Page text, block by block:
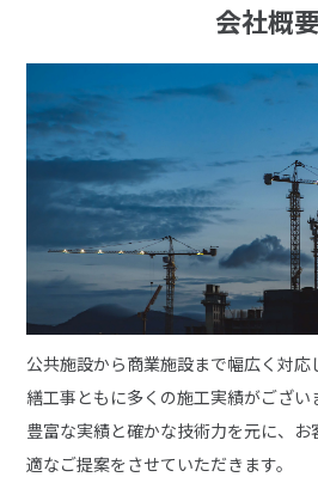
会社概
公共施設から商業施設まで幅広く対
繕工事ともに多くの施工実績がござい
豊富な実績と確かな技術力を元に、
適なご提案をさせていただきます。